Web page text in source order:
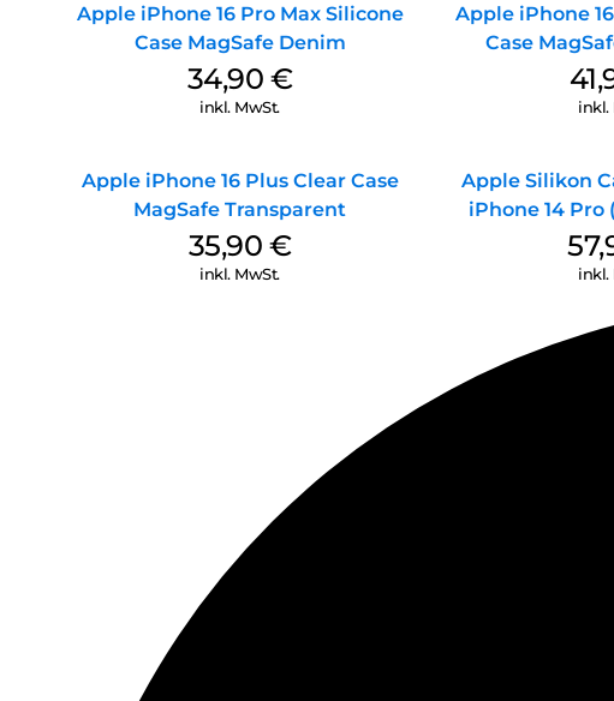
Apple iPhone 16 Pro Max Silicone
Case MagSafe Denim
34,90 €
inkl. MwSt.
Apple iPhone
Case
inkl.
Apple iPhone 16 Plus Clear Case
MagSafe Transparent
35,90 €
inkl. MwSt.
Apple Silikon
iPhone 14 Pro
inkl.